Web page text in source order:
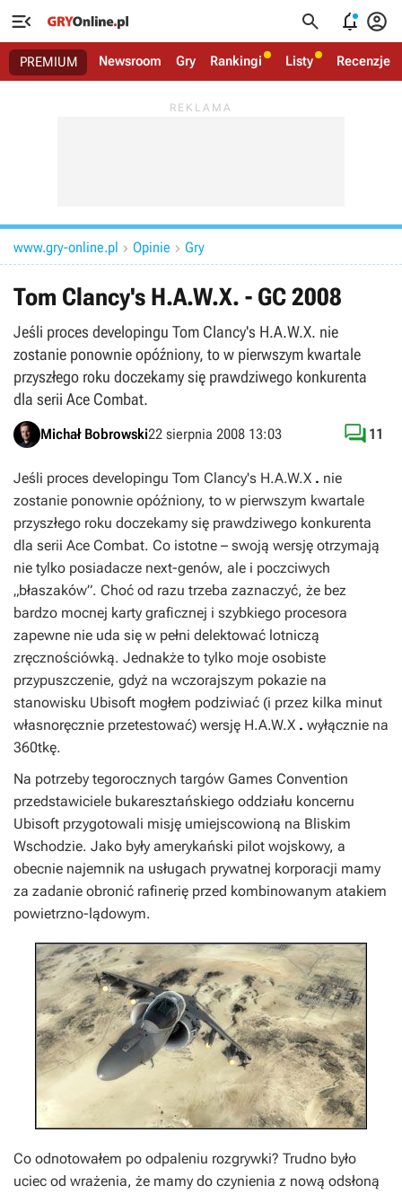
   
PREMIUM Newsroom Gry Rankingi Listy Recenzje
www.gry-online.pl  Opinie  Gry
Tom Clancy's H.A.W.X. - GC 2008
Jeśli proces developingu Tom Clancy's H.A.W.X. nie
zostanie ponownie opóźniony, to w pierwszym kwartale
przyszłego roku doczekamy się prawdziwego konkurenta
dla serii Ace Combat.
Michał Bobrowski22 sierpnia 2008 13:03  11
Jeśli proces developingu Tom Clancy's H.A.W.X . nie
zostanie ponownie opóźniony, to w pierwszym kwartale
przyszłego roku doczekamy się prawdziwego konkurenta
dla serii Ace Combat. Co istotne – swoją wersję otrzymają
nie tylko posiadacze next-genów, ale i poczciwych
„błaszaków”. Choć od razu trzeba zaznaczyć, że bez
bardzo mocnej karty graficznej i szybkiego procesora
zapewne nie uda się w pełni delektować lotniczą
zręcznościówką. Jednakże to tylko moje osobiste
przypuszczenie, gdyż na wczorajszym pokazie na
stanowisku Ubisoft mogłem podziwiać (i przez kilka minut
własnoręcznie przetestować) wersję H.A.W.X . wyłącznie na
360tkę.
Na potrzeby tegorocznych targów Games Convention
przedstawiciele bukaresztańskiego oddziału koncernu
Ubisoft przygotowali misję umiejscowioną na Bliskim
Wschodzie. Jako były amerykański pilot wojskowy, a
obecnie najemnik na usługach prywatnej korporacji mamy
za zadanie obronić rafinerię przed kombinowanym atakiem
powietrzno-lądowym.
Co odnotowałem po odpaleniu rozgrywki? Trudno było
uciec od wrażenia, że mamy do czynienia z nową odsłoną